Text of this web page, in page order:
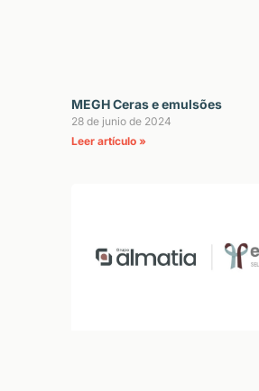
MEGH Ceras e emulsões
28 de junio de 2024
Leer artículo »